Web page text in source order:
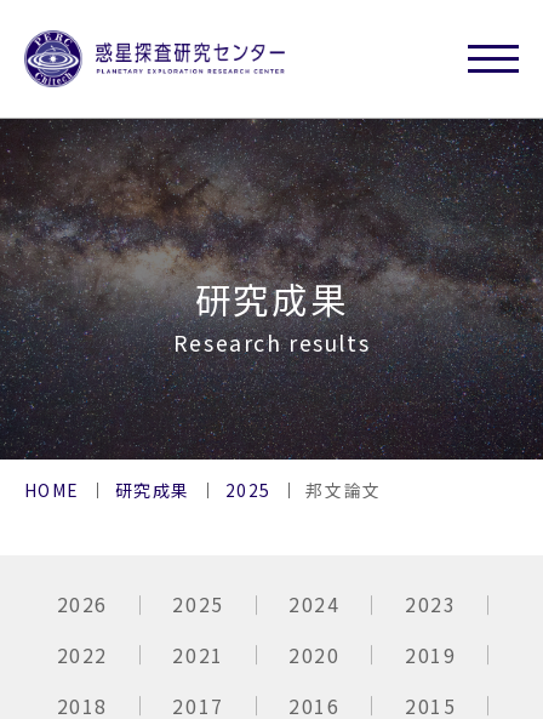
研究成果
Research results
HOME 研究成果 2025 邦文論文
2026 2025 2024
2023
2022
2021 2020
2019
2018
2017 2016
2015